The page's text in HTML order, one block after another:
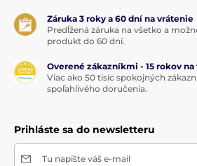
Záruka 3 roky a 60 dní na vrátenie
Predĺžená záruka na všetko a
produkt do 60 dní.
Overené zákazníkmi - 15 rokov na
Viac ako 50 tisíc spokojných
spoľahlivého doručenia.
Prihláste sa do newsletteru
Tu napíšte váš e-mail